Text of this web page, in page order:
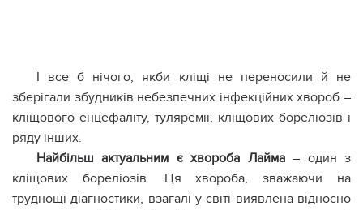
І все б нічого, якби кліщі не переносили й не
зберігали збудників небезпечних інфекційних хвороб –
кліщового енцефаліту, туляремії, кліщових бореліозів і
ряду інших.
Найбільш актуальним є хвороба Лайма– один з
кліщових бореліозів. Ця хвороба, зважаючи на
труднощі діагностики, взагалі у світі виявлена відносно